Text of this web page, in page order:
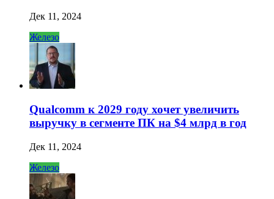
Дек 11, 2024
Железо
Qualcomm к 2029 году хочет увеличить
выручку в сегменте ПК на $4 млрд в год
Дек 11, 2024
Железо